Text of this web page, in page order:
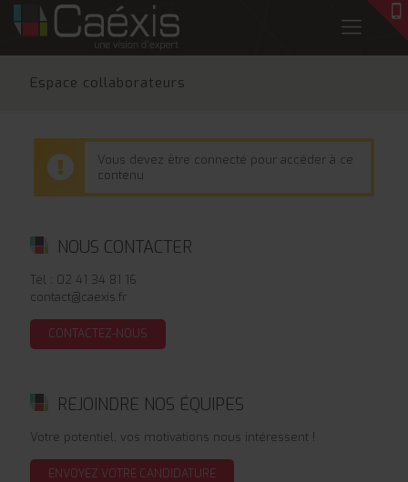
Espace collaborateurs
Vous devez être connecté pour accéder à ce
contenu
NOUS CONTACTER
Tél : 02 41 34 81 16
contact@caexis.fr
CONTACTEZ-NOUS
REJOINDRE NOS ÉQUIPES
Votre potentiel, vos motivations nous intéressent !
ENVOYEZ VOTRE CANDIDATURE